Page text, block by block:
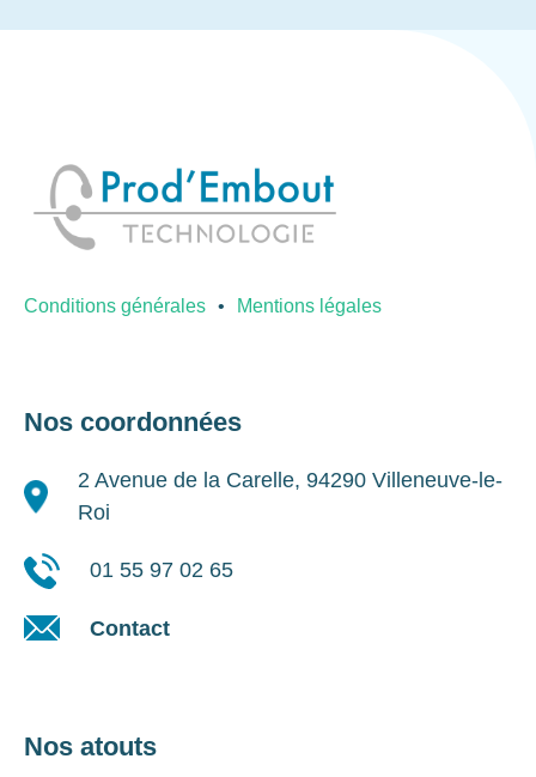
Conditions générales Mentions légales
Nos coordonnées
2 Avenue de la Carelle, 94290 Villeneuve-le-
Roi
01 55 97 02 65
Contact
Nos atouts